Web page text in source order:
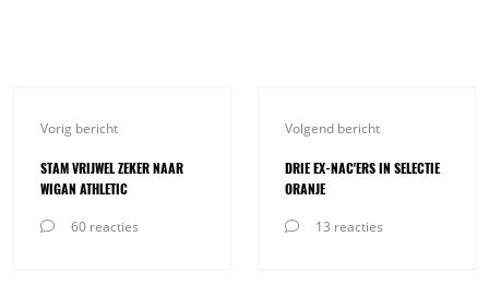
Vorig bericht
STAM VRIJWEL ZEKER NAAR
WIGAN ATHLETIC
60 reacties
Volgend bericht
DRIE EX-NAC'ERS IN SELECTIE
ORANJE
13 reacties